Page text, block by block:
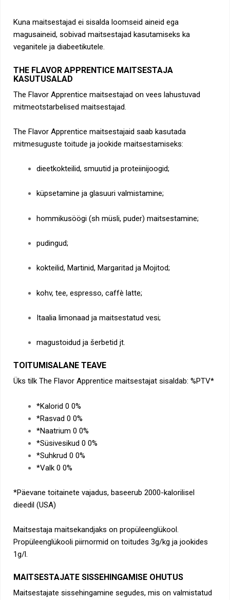
Kuna maitsestajad ei sisalda loomseid aineid ega
magusaineid, sobivad maitsestajad kasutamiseks ka
veganitele ja diabeetikutele.
THE FLAVOR APPRENTICE MAITSESTAJA
KASUTUSALAD
The Flavor Apprentice maitsestajad on vees lahustuvad
mitmeotstarbelised maitsestajad.
The Flavor Apprentice maitsestajaid saab kasutada
mitmesuguste toitude ja jookide maitsestamiseks:
dieetkokteilid, smuutid ja proteiinijoogid;
küpsetamine ja glasuuri valmistamine;
hommikusöögi (sh müsli, puder) maitsestamine;
pudingud;
kokteilid, Martinid, Margaritad ja Mojitod;
kohv, tee, espresso, caffè latte;
Itaalia limonaad ja maitsestatud vesi;
magustoidud ja šerbetid jt.
TOITUMISALANE TEAVE
Üks tilk The Flavor Apprentice maitsestajat sisaldab: %PTV*
*Kalorid 0 0%
*Rasvad 0 0%
*Naatrium 0 0%
*Süsivesikud 0 0%
*Suhkrud 0 0%
*Valk 0 0%
*Päevane toitainete vajadus, baseerub 2000-kalorilisel
dieedil (USA)
Maitsestaja maitsekandjaks on propüleenglükool.
Propüleenglükooli piirnormid on toitudes 3g/kg ja jookides
1g/l.
MAITSESTAJATE SISSEHINGAMISE OHUTUS
Maitsestajate sissehingamine segudes, mis on valmistatud